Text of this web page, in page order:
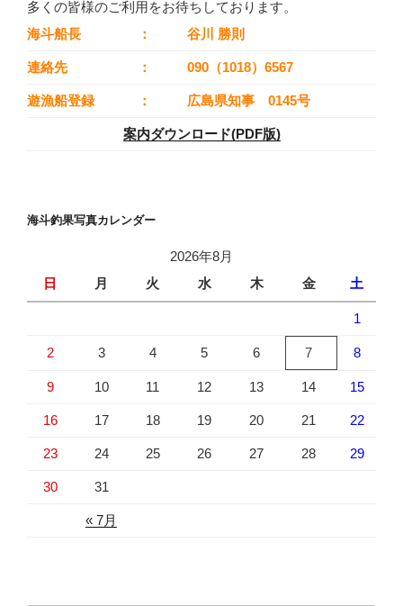
多くの皆様のご利用をお待ちしております。
海斗船長
： 谷川 勝則
連絡先 ： 090（1018）6567
遊漁船登録 ： 広島県知事 0145号
案内ダウンロード(PDF版)
海斗釣果写真カレンダー
2026年8月
日
月 火 水 木 金 土
« 7月
1
2 3 4 5 6 7 8
9 10 11 12 13 14 15
16 17 18 19 20 21 22
23 24 25 26 27 28 29
30 31